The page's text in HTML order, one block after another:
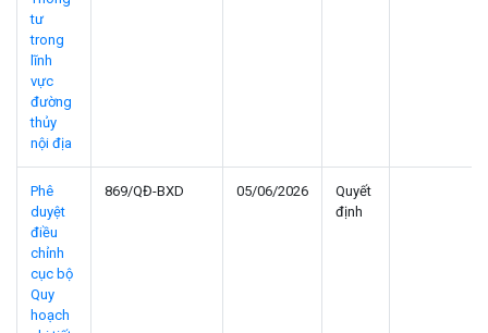
tư
trong
lĩnh
vực
đường
thủy
nội địa
Phê
duyệt
điều
chỉnh
cục bộ
Quy
hoạch
869/QĐ-BXD 05/06/2026
Quyết
định